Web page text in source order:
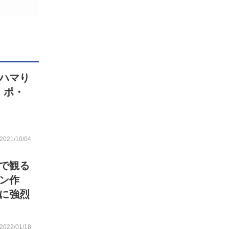
マり
・
2021/10/04
観る
作
強烈
2022/01/18